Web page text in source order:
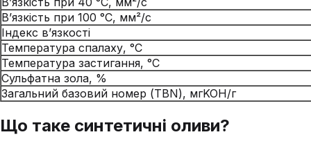
В’язкість при 100 °C, мм²/с
Індекс в’язкості
Температура спалаху, °C
Температура застигання, °C
Сульфатна зола, %
Загальний базовий номер (TBN), мгKOH/г
Що таке синтетичні оливи?